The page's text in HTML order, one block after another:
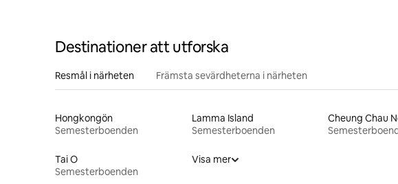
Destinationer att utforska
Resmål i närheten Främsta sevärdheterna i närheten
Hongkongön
Semesterboenden
Lamma Island
Semesterboenden
Cheung Chau
Tai O
Semesterboenden
Visa mer